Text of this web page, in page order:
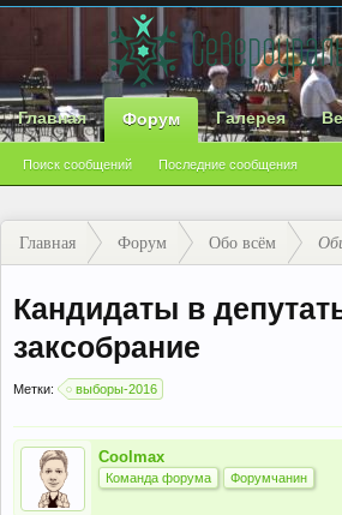
Главная Форум
Поиск сообщений Последние сообщения
Галерея
Главная Форум Обо всём
Кандидаты в
заксобрание
Метки: выборы-2016
Coolmax
Команда форума Форумчанин